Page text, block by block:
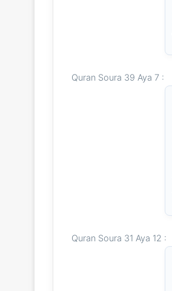
Quran Soura 39 Aya 7 :
Quran Soura 31 Aya 12 :